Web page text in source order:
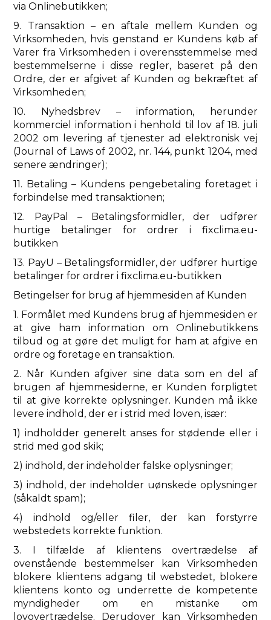
via Onlinebutikken;
9. Transaktion – en aftale mellem Kunden og
Virksomheden, hvis genstand er Kundens køb af
Varer fra Virksomheden i overensstemmelse med
bestemmelserne i disse regler, baseret på den
Ordre, der er afgivet af Kunden og bekræftet af
Virksomheden;
10. Nyhedsbrev – information, herunder
kommerciel information i henhold til lov af 18. juli
2002 om levering af tjenester ad elektronisk vej
(Journal of Laws of 2002, nr. 144, punkt 1204, med
senere ændringer);
11. Betaling – Kundens pengebetaling foretaget i
forbindelse med transaktionen;
12. PayPal – Betalingsformidler, der udfører
hurtige betalinger for ordrer i fixclima.eu-
butikken
13. PayU – Betalingsformidler, der udfører hurtige
betalinger for ordrer i fixclima.eu-butikken
Betingelser for brug af hjemmesiden af ​​Kunden
1. Formålet med Kundens brug af hjemmesiden er
at give ham information om Onlinebutikkens
tilbud og at gøre det muligt for ham at afgive en
ordre og foretage en transaktion.
2. Når Kunden afgiver sine data som en del af
brugen af ​​hjemmesiderne, er Kunden forpligtet
til at give korrekte oplysninger. Kunden må ikke
levere indhold, der er i strid med loven, især:
1) indholdder generelt anses for stødende eller i
strid med god skik;
2) indhold, der indeholder falske oplysninger;
3) indhold, der indeholder uønskede oplysninger
(såkaldt spam);
4) indhold og/eller filer, der kan forstyrre
webstedets korrekte funktion.
3. I tilfælde af klientens overtrædelse af
ovenstående bestemmelser kan Virksomheden
blokere klientens adgang til webstedet, blokere
klientens konto og underrette de kompetente
myndigheder om en mistanke om
lovovertrædelse. Derudover kan Virksomheden